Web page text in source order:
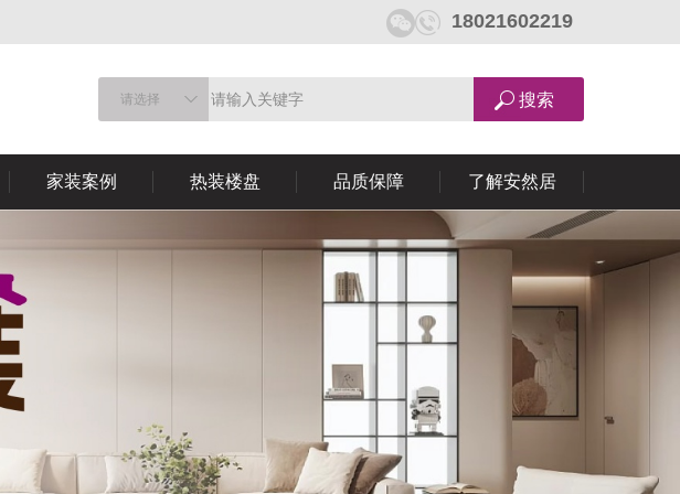
18021602219
请选择
家装案例 热装楼盘 品质保障 了解安然居